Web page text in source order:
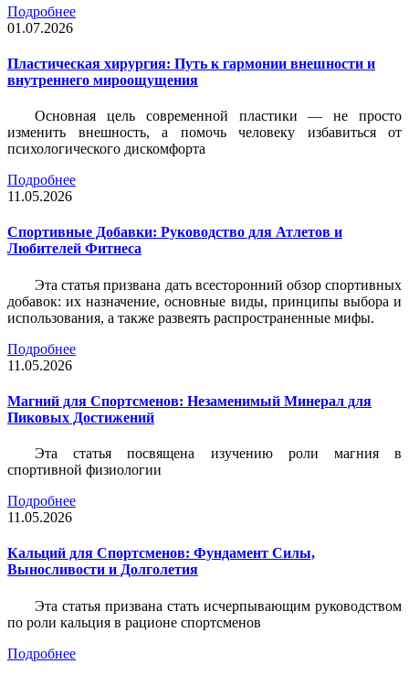
Подробнее
01.07.2026
Пластическая хирургия: Путь к гармонии внешности и
внутреннего мироощущения
Основная цель современной пластики — не просто
изменить внешность, а помочь человеку избавиться от
психологического дискомфорта
Подробнее
11.05.2026
Спортивные Добавки: Руководство для Атлетов и
Любителей Фитнеса
Эта статья призвана дать всесторонний обзор спортивных
добавок: их назначение, основные виды, принципы выбора и
использования, а также развеять распространенные мифы.
Подробнее
11.05.2026
Магний для Спортсменов: Незаменимый Минерал для
Пиковых Достижений
Эта статья посвящена изучению роли магния в
спортивной физиологии
Подробнее
11.05.2026
Кальций для Спортсменов: Фундамент Силы,
Выносливости и Долголетия
Эта статья призвана стать исчерпывающим руководством
по роли кальция в рационе спортсменов
Подробнее